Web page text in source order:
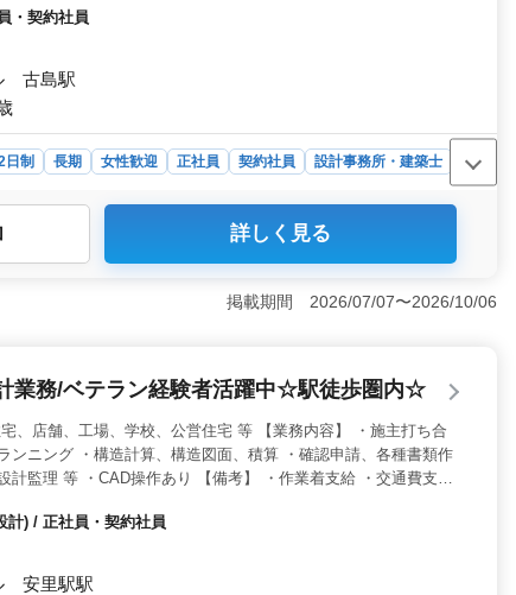
・駅徒歩圏内 車通勤可能で駅徒歩圏内なので通いやすい環境に
の方条件面優遇致します！女性の方も歓迎致します☆ 年齢より
ています＼＾＾／♪ お気軽にお問い合わせください♪
・契約社員
古島駅
日制 長期 女性歓迎 正社員 契約社員 設計事務所・建築士
計事務所での建築意匠設計業務に関するものです。集合住
、多岐にわたる建築案件に携わることができます。基本設
給や交通費の支給など、働く環境を整えるための待遇が充
ます。
詳しく見る
掲載期間 2026/07/07〜2026/10/06
業務/ベテラン経験者活躍中☆駅徒歩圏内☆
、店舗、工場、学校、公営住宅 等 【業務内容】 ・施主打ち合
ンニング ・構造計算、構造図面、積算 ・確認申請、各種書類作
計監理 等 ・CAD操作あり 【備考】 ・作業着支給 ・交通費支給
お気軽にお問い合わせください♪
計) / 正社員・契約社員
安里駅駅